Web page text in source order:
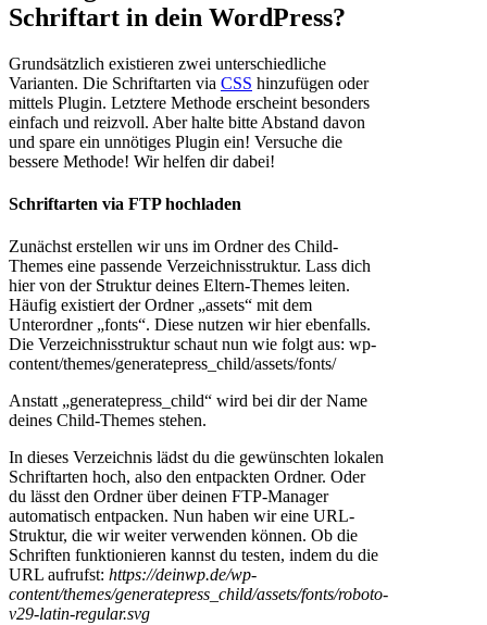
Schriftart in dein WordPress?
Grundsätzlich existieren zwei unterschiedliche
Varianten. Die Schriftarten via CSS hinzufügen oder
mittels Plugin. Letztere Methode erscheint besonders
einfach und reizvoll. Aber halte bitte Abstand davon
und spare ein unnötiges Plugin ein! Versuche die
bessere Methode! Wir helfen dir dabei!
Schriftarten via FTP hochladen
Zunächst erstellen wir uns im Ordner des Child-
Themes eine passende Verzeichnisstruktur. Lass dich
hier von der Struktur deines Eltern-Themes leiten.
Häufig existiert der Ordner „assets“ mit dem
Unterordner „fonts“. Diese nutzen wir hier ebenfalls.
Die Verzeichnisstruktur schaut nun wie folgt aus: wp-
content/themes/generatepress_child/assets/fonts/
Anstatt „generatepress_child“ wird bei dir der Name
deines Child-Themes stehen.
In dieses Verzeichnis lädst du die gewünschten lokalen
Schriftarten hoch, also den entpackten Ordner. Oder
du lässt den Ordner über deinen FTP-Manager
automatisch entpacken. Nun haben wir eine URL-
Struktur, die wir weiter verwenden können. Ob die
Schriften funktionieren kannst du testen, indem du die
URL aufrufst: https://deinwp.de/wp-
content/themes/generatepress_child/assets/fonts/roboto-
v29-latin-regular.svg